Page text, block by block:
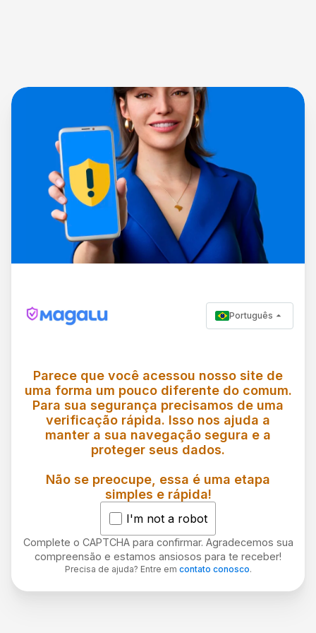
Português
Parece que você acessou nosso site de
uma forma um pouco diferente do comum.
Para sua segurança precisamos de uma
verificação rápida. Isso nos ajuda a
manter a sua navegação segura e a
proteger seus dados.
Não se preocupe, essa é uma etapa
simples e rápida!
I'm not a robot
Complete o CAPTCHA para confirmar. Agradecemos sua
compreensão e estamos ansiosos para te receber!
Precisa de ajuda? Entre em contato conosco.